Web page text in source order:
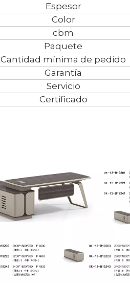
Espesor
Color
cbm
Paquete
Cantidad mínima de pedido
Garantía
Servicio
Certificado